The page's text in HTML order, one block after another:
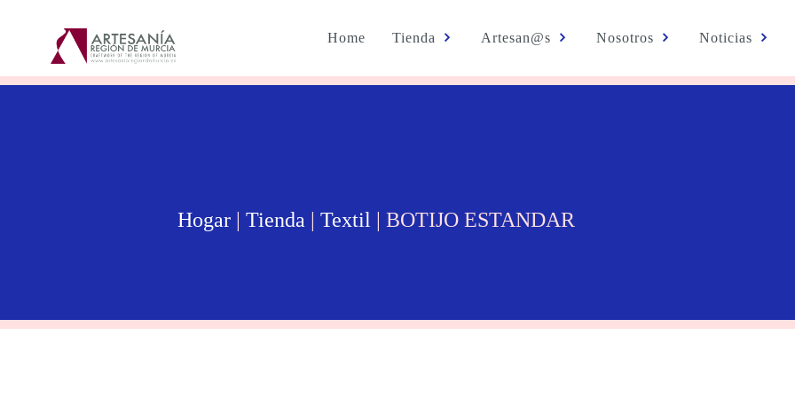
Home Tienda Artesan@s Nosotros Noticias
Hogar | Tienda | Textil | BOTIJO ESTANDAR